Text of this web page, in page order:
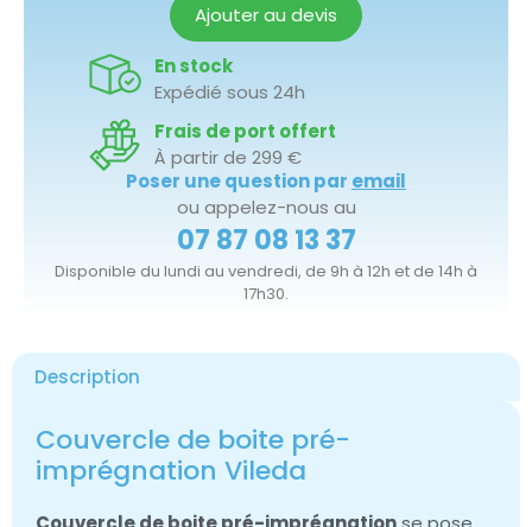
Ajouter au devis
En stock
Expédié sous 24h
Frais de port offert
À partir de 299 €
Poser une question par email
ou appelez-nous au
07 87 08 13 37
Disponible du lundi au vendredi, de 9h à 12h et de 14h à
17h30.
Description
Couvercle de boite pré-
imprégnation Vileda